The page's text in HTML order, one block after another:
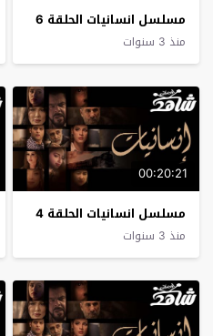
مسلسل انسانيات الحلقة 6
منذ 3 سنوات
00:20:21
مسلسل انسانيات الحلقة 4
منذ 3 سنوات